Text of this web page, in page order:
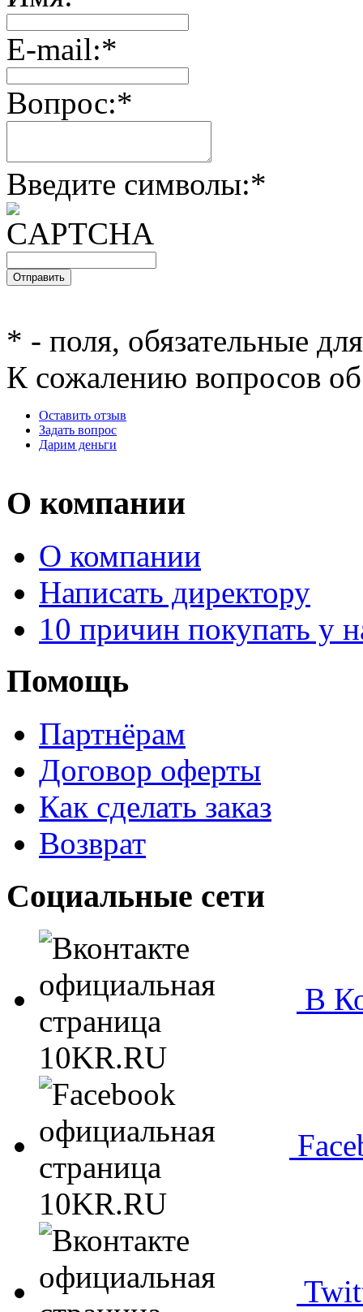
E-mail:*
Вопрос:*
Введите символы:*
* - поля, обязательные
К сожалению вопросов об
Оставить отзыв
Задать вопрос
Дарим деньги
О компании
О компании
Написать директору
10 причин покупать у
Помощь
Партнёрам
Договор оферты
Как сделать заказ
Возврат
Социальные сети
В